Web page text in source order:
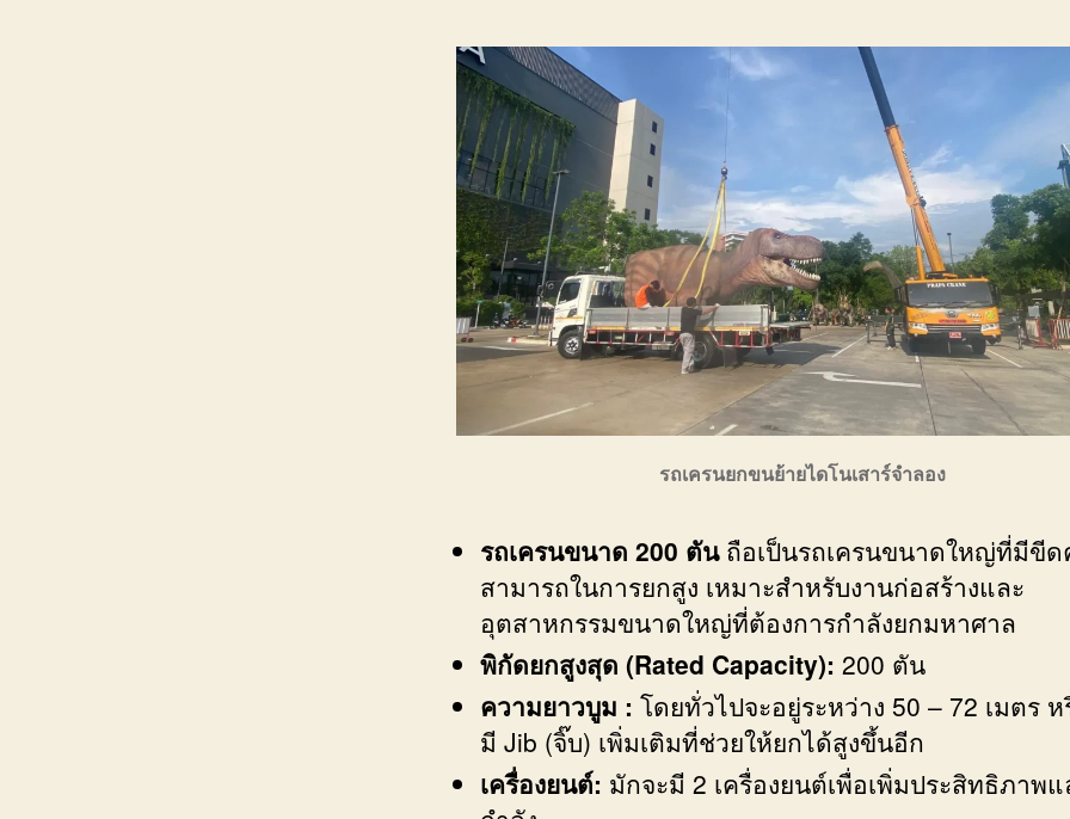
รถเครนยกขนย้ายไดโนเสาร์จำลอง
รถเครนขนาด 200 ตันถือเป็นรถเครนขนาดใหญ่ที่มีขีด
สามารถในการยกสูง เหมาะสำหรับงานก่อสร้างและ
อุตสาหกรรมขนาดใหญ่ที่ต้องการกำลังยกมหาศาล
พิกัดยกสูงสุด (Rated Capacity): 200 ตัน
ความยาวบูม : โดยทั่วไปจะอยู่ระหว่าง 50 – 72 เมตร
มี Jib (จิ๊บ) เพิ่มเติมที่ช่วยให้ยกได้สูงขึ้นอีก
เครื่องยนต์: มักจะมี 2 เครื่องยนต์เพื่อเพิ่มประสิทธิภาพแ